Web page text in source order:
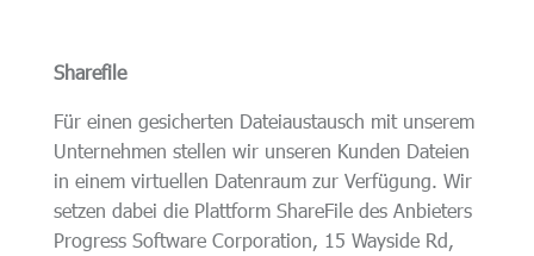
Sharefile
Für einen gesicherten Dateiaustausch mit unserem
Unternehmen stellen wir unseren Kunden Dateien
in einem virtuellen Datenraum zur Verfügung. Wir
setzen dabei die Plattform ShareFile des Anbieters
Progress Software Corporation, 15 Wayside Rd,